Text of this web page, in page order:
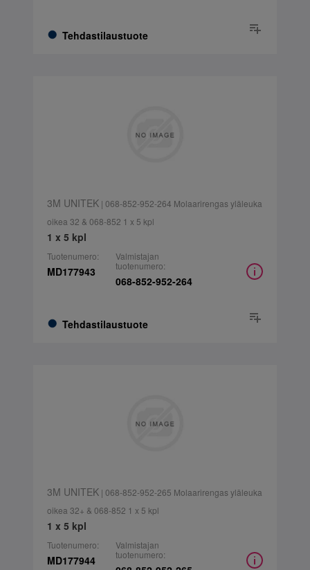
Tehdastilaustuote
3M UNITEK| 068-852-952-264 Molaarirengas yläleuka
oikea 32 & 068-852 1 x 5 kpl
1 x 5 kpl
Tuotenumero:
MD177943
Tehdastilaustuote
Valmistajan
tuotenumero:
068-852-952-264
3M UNITEK| 068-852-952-265 Molaarirengas yläleuka
oikea 32+ & 068-852 1 x 5 kpl
1 x 5 kpl
Tuotenumero:
MD177944
Valmistajan
tuotenumero: